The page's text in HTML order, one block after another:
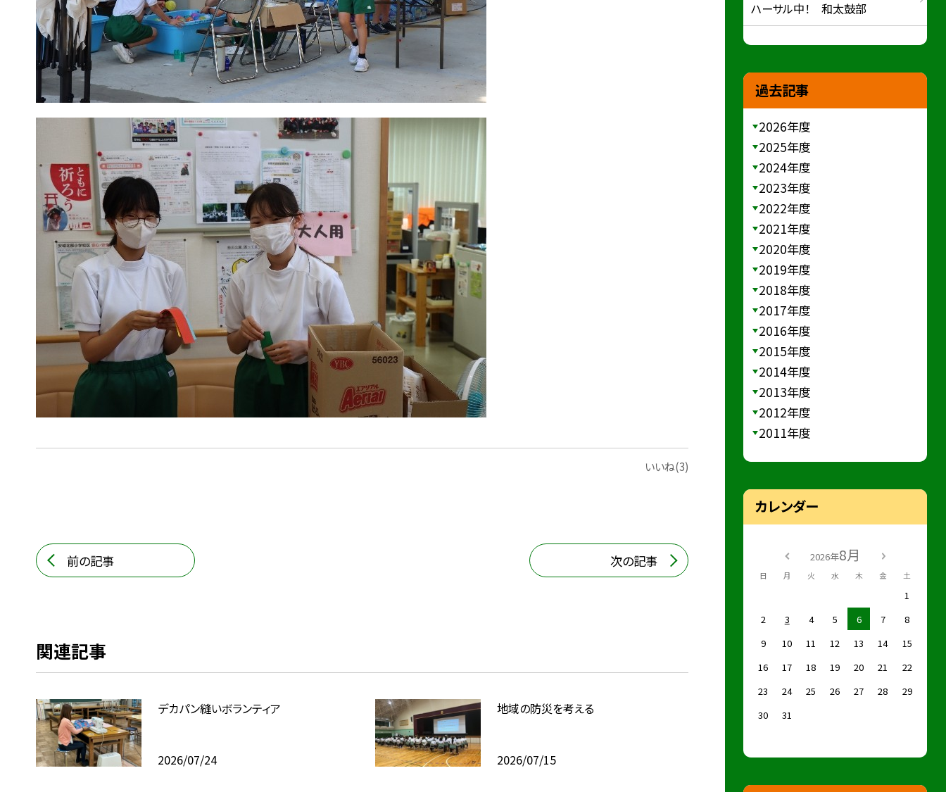
いいね(3)
前の記事 次の記事
関連記事
デカパン縫いボランティア
2026/07/24
地域の防災を考える
2026/07/15
ハーサル中！ 和太鼓部
過去記事
2026年度
2025年度
2024年度
2023年度
2022年度
2021年度
2020年度
2019年度
2018年度
2017年度
2016年度
2015年度
2014年度
2013年度
2012年度
2011年度
カレンダー
2026年8月
日 月 火 水 木 金 土
1
2
3 4 5 6 7
8
9
10 11 12 13 14
15
16
17 18 19 20 21
22
23
24 25 26 27 28
29
30
31